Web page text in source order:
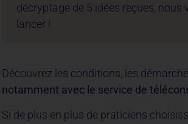
décryptage de 5 idées reçues,
lancer !
Découvrez les conditions, les
notamment avec le service de
Si de plus en plus de praticiens